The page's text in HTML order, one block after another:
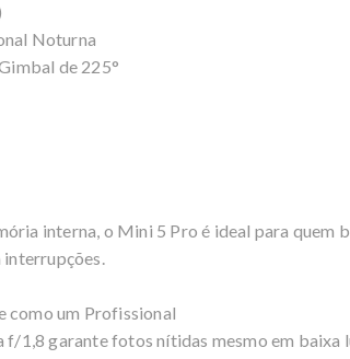
Noturna
de 225°
interna, o Mini 5 Pro é ideal para
interrupções.
como um Profissional
1,8 garante fotos nítidas mesmo em